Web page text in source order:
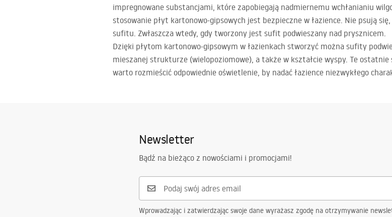
impregnowane substancjami, które zapobiegają nadmiernemu wchłanianiu
stosowanie płyt kartonowo-gipsowych jest bezpieczne w łazience. Nie psują
sufitu. Zwłaszcza wtedy, gdy tworzony jest sufit podwieszany nad prysznicem.
Dzięki płytom kartonowo-gipsowym w łazienkach stworzyć można sufity
mieszanej strukturze (wielopoziomowe), a także w kształcie wyspy. Te
warto rozmieścić odpowiednie oświetlenie, by nadać łazience niezwykłego
Newsletter
Bądź na bieżąco z nowościami i promocjami!
Wprowadzając i zatwierdzając swoje dane wyrażasz zgodę na otrzymywanie